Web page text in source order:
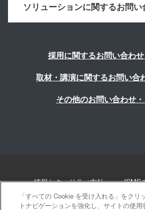
ソリューションに関するお問
採用に関するお問い合わ
取材・講演に関するお問い合
その他のお問い合わせ
情報セキュリティ方針 ISMS
個人情報について 勧誘方針
「すべての Cookie を受け入れる」をクリ
トナビゲーションを強化し、サイトの使